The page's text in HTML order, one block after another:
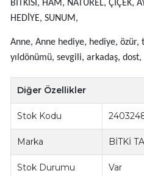
BİTKİSİ, HAM, NATUREL, ÇİÇEK,
HEDİYE, SUNUM,
Anne, Anne hediye, hediye,
yıldönümü, sevgili, arkadaş, dost,
Diğer Özellikler
Stok Kodu
Marka BİTKİ
Stok Durumu Var